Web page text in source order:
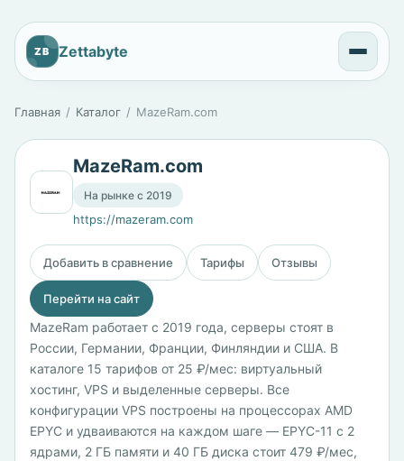
ZB Zettabyte
Главная Каталог MazeRam.com
MazeRam.com
На рынке с 2019
https://mazeram.com
Добавить в сравнение Тарифы Отзывы
Перейти на сайт
MazeRam работает с 2019 года, серверы стоят в
России, Германии, Франции, Финляндии и США. В
каталоге 15 тарифов от 25 ₽/мес: виртуальный
хостинг, VPS и выделенные серверы. Все
конфигурации VPS построены на процессорах AMD
EPYC и удваиваются на каждом шаге — EPYC-11 с 2
ядрами, 2 ГБ памяти и 40 ГБ диска стоит 479 ₽/мес,